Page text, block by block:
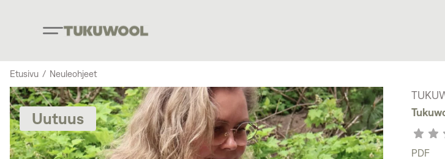
Etusivu / Neuleohjeet
Uutuus
PDF